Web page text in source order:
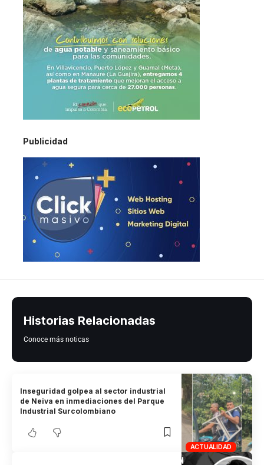
Publicidad
Historias Relacionadas
Conoce más noticas
ACTUALIDAD
Inseguridad golpea al sector industrial
de Neiva en inmediaciones del Parque
Industrial Surcolombiano